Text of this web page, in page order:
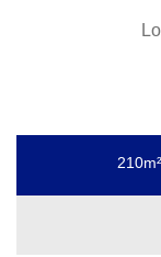
210m²